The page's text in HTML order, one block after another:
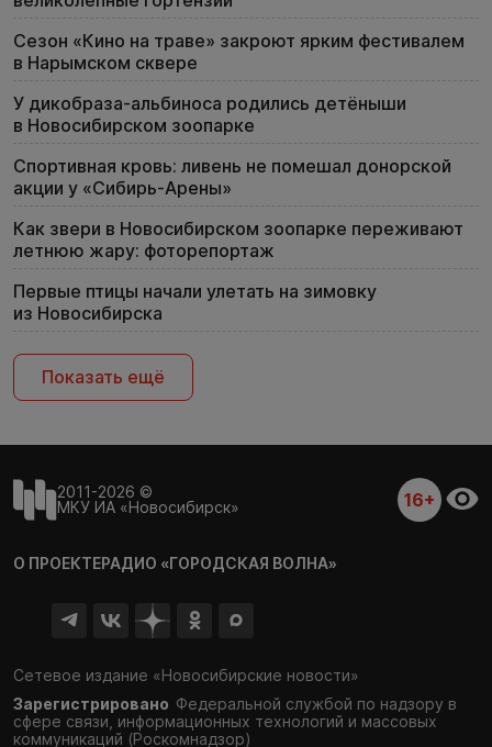
Сезон «Кино на траве» закроют ярким фестивалем
в Нарымском сквере
У дикобраза-альбиноса родились детёныши
в Новосибирском зоопарке
Спортивная кровь: ливень не помешал донорской
акции у «Сибирь-Арены»
Как звери в Новосибирском зоопарке переживают
летнюю жару: фоторепортаж
Первые птицы начали улетать на зимовку
из Новосибирска
Показать ещё
2011-2026 ©
МКУ ИА «Новосибирск»
16+
О ПРОЕКТЕРАДИО «ГОРОДСКАЯ ВОЛНА»
Сетевое издание «Новосибирские новости»
Зарегистрировано Федеральной службой по надзору в
сфере связи, информационных технологий и массовых
коммуникаций (Роскомнадзор)